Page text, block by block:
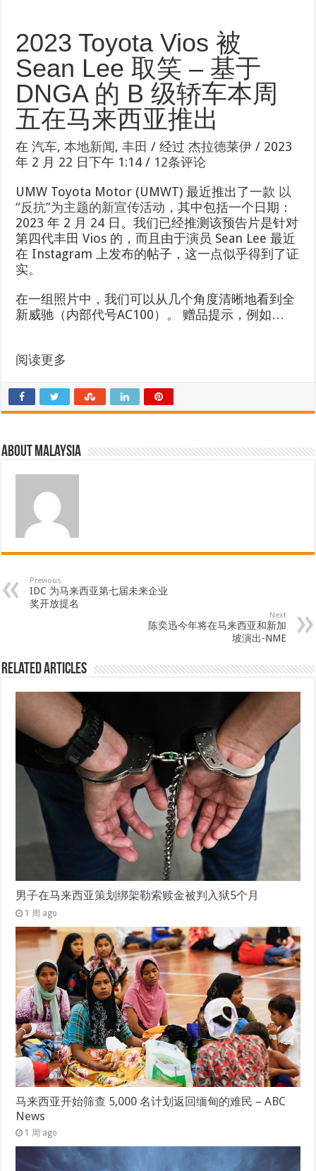
2023 Toyota Vios 被
Sean Lee 取笑 – 基于
DNGA 的 B 级轿车本周
五在马来西亚推出
在汽车,本地新闻,丰田 /经过杰拉德莱伊 / 2023
年 2 月 22 日下午 1:14 / 12条评论
UMW Toyota Motor (UMWT) 最近推出了一款 以
“反抗”为主题的新宣传活动 ，其中包括一个日期：
2023 年 2 月 24 日。我们已经推测该预告片是针对
第四代丰田 Vios 的，而且由于演员 Sean Lee 最近
在 Instagram 上发布的帖子，这一点似乎得到了证
实。
在一组照片中，我们可以从几个角度清晰地看到全
新威驰（内部代号AC100）。 赠品提示，例如…
阅读更多
About Malaysia
Previous
IDC 为马来西亚第七届未来企业
奖开放提名
Next
陈奕迅今年将在马来西亚和新加
坡演出-NME
Related Articles
男子在马来西亚策划绑架勒索赎金被判入狱5个月
1 周 ago
马来西亚开始筛查 5,000 名计划返回缅甸的难民 – ABC
News
1 周 ago